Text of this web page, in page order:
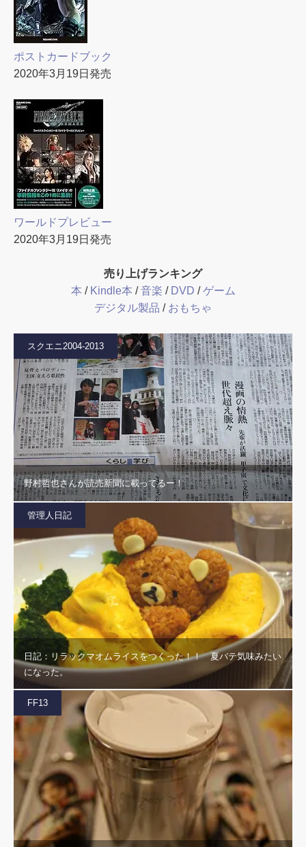
ポストカードブック
2020年3月19日発売
ワールドプレビュー
2020年3月19日発売
売り上げランキング
本 / Kindle本 /音楽 / DVD /ゲーム
デジタル製品 / おもちゃ
スクエニ2004-2013
野村哲也さんが読売新聞に載ってるー！
管理人日記
日記：リラックマオムライスをつくった！！ 夏バテ気味みたい
になった。
FF13